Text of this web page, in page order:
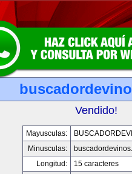
Vendido!
Mayusculas:
Minusculas:
Longitud:
15 caracteres